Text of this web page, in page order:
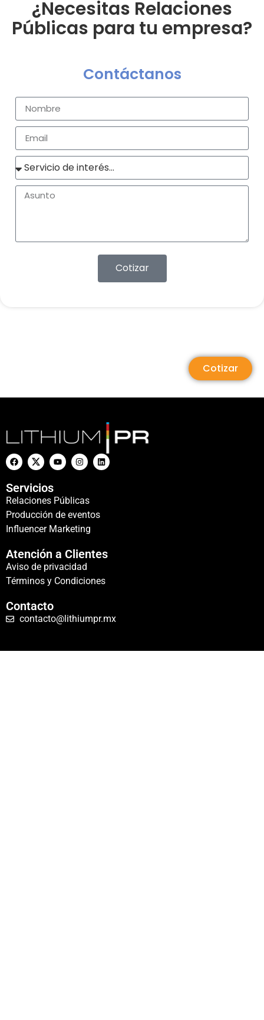
¿Necesitas Relaciones
Públicas para tu empresa?
Contáctanos
Cotizar
Cotizar
Servicios
Relaciones Públicas
Producción de eventos
Influencer Marketing
Atención a Clientes
Aviso de privacidad
Términos y Condiciones
Contacto
contacto@lithiumpr.mx